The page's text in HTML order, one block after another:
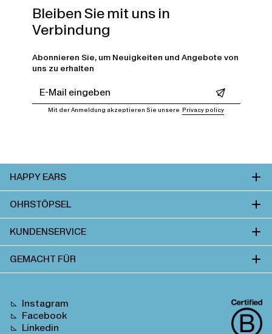
Bleiben Sie mit uns in
Verbindung
Abonnieren Sie, um Neuigkeiten und Angebote von
uns zu erhalten
Mit der Anmeldung akzeptieren Sie unsere Privacy policy
HAPPY EARS
OHRSTÖPSEL
KUNDENSERVICE
GEMACHT FÜR
Instagram
Facebook
Linkedin